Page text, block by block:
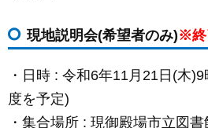
現地説明会(希望者のみ)※終
・日時 : 令和6年11月21日(木
度を予定)
・集合場所 : 現御殿場市立図